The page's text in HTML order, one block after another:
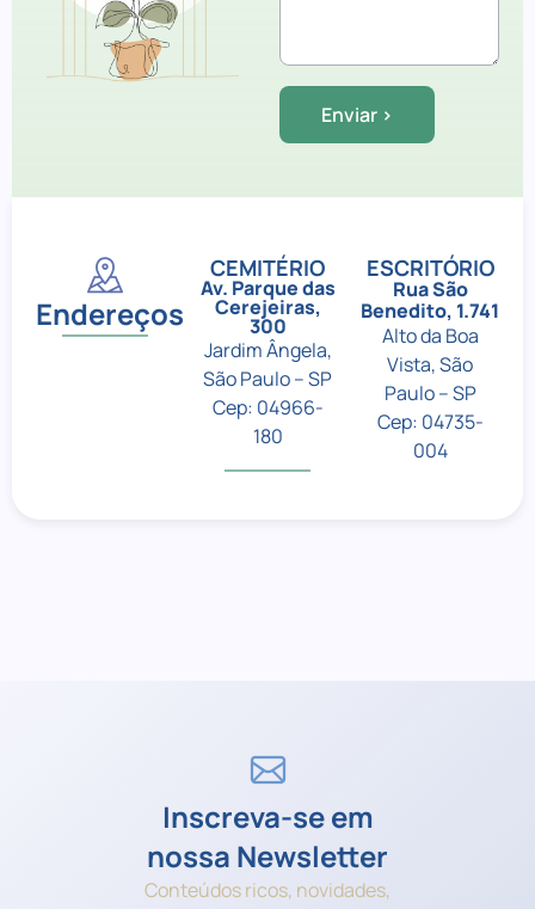
Endereços
CEMITÉRIO
Av. Parque das
Cerejeiras,
300
Jardim Ângela,
São Paulo – SP
Cep: 04966-
180
ESCRITÓRIO
Rua São
Benedito, 1.741
Alto da Boa
Vista, São
Paulo – SP
Cep: 04735-
004
Inscreva-se em
nossa Newsletter
Conteúdos ricos, novidades,